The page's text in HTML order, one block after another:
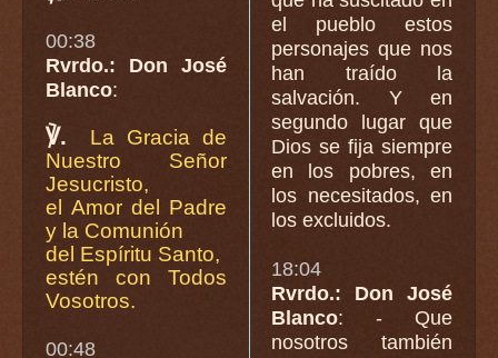
00:38
Rvrdo.: Don José
Blanco:
℣.
La Gracia de
Nuestro Señor
Jesucristo,
el Amor del Padre
y la Comunión
del Espíritu Santo,
estén con Todos
Vosotros.
00:48
el pueblo estos
personajes que nos
han traído la
salvación. Y en
segundo lugar que
Dios se fija siempre
en los pobres, en
los necesitados, en
los excluidos.
18:04
Rvrdo.: Don José
Blanco: - Que
nosotros también